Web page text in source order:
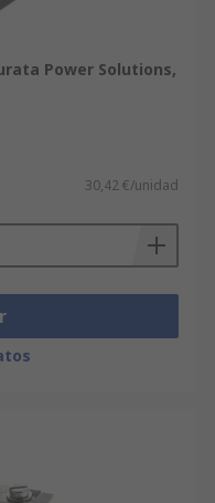
Power Solutions,
30,42 €/unidad